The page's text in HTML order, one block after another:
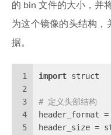
的 bin 文件的大小，并
为这个镜像的头结构，
据。
1
2
3
4
5
import struct
# 定义头部结构
header_format =
header_size =